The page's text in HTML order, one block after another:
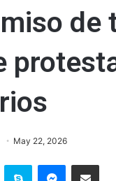
de
May 22, 2026
Skype Messenger
Compartir